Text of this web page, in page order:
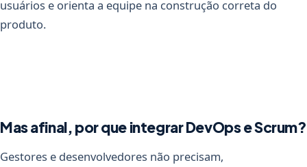
usuários e orienta a equipe na construção correta do
produto.
Mas afinal, por que integrar DevOps e Scrum?
Gestores e desenvolvedores não precisam,